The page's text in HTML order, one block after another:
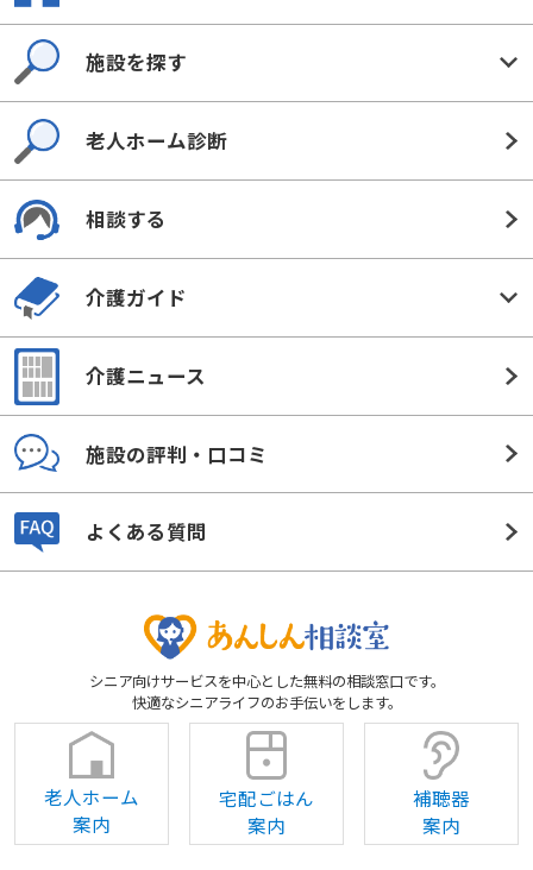
施設を探す
老人ホーム診断
相談する
介護ガイド
介護ニュース
施設の評判・口コミ
よくある質問
シニア向けサービスを中心とした無料の相談窓口です。
快適なシニアライフのお手伝いをします。
老人ホーム
案内
宅配ごはん
案内
補聴器
案内